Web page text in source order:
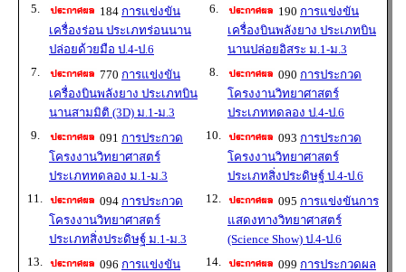
5.
184 การแข่งขัน
เครื่องร่อน ประเภทร่อนนาน
ปล่อยด้วยมือ ป.4-ป.6
6. 190 การแข่งขัน
เครื่องบินพลังยาง ประเภทบิน
นานปล่อยอิสระ ม.1-ม.3
7.
770 การแข่งขัน
เครื่องบินพลังยาง ประเภทบิน
นานสามมิติ (3D) ม.1-ม.3
8. 090 การประกวด
โครงงานวิทยาศาสตร์
ประเภททดลอง ป.4-ป.6
9.
091 การประกวด
โครงงานวิทยาศาสตร์
ประเภททดลอง ม.1-ม.3
10. 093 การประกวด
โครงงานวิทยาศาสตร์
ประเภทสิ่งประดิษฐ์ ป.4-ป.6
11.
094 การประกวด
โครงงานวิทยาศาสตร์
ประเภทสิ่งประดิษฐ์ ม.1-ม.3
12. 095 การแข่งขันการ
แสดงทางวิทยาศาสตร์
(Science Show) ป.4-ป.6
13.
096 การแข่งขัน
14. 099 การประกวดผล